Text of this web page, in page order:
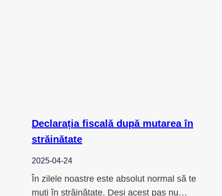
Declarația fiscală după mutarea în
străinătate
2025-04-24
În zilele noastre este absolut normal să te
muți în străinătate. Deși acest pas nu…